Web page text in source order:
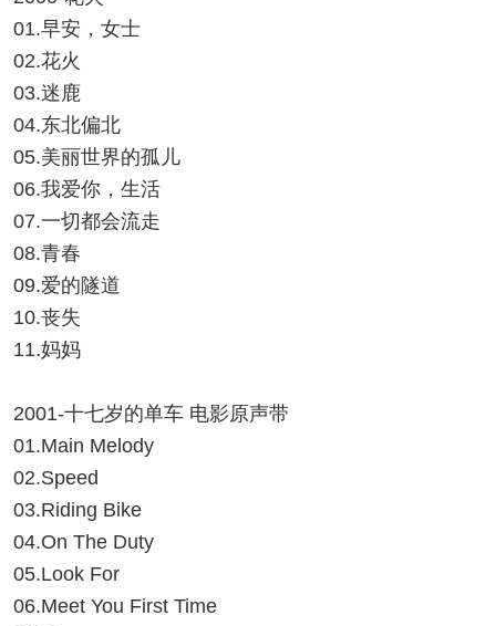
01.早安，女士
02.花火
03.迷鹿
04.东北偏北
05.美丽世界的孤儿
06.我爱你，生活
07.一切都会流走
08.青春
09.爱的隧道
10.丧失
11.妈妈
2001-十七岁的单车 电影原声带
01.Main Melody
02.Speed
03.Riding Bike
04.On The Duty
05.Look For
06.Meet You First Time